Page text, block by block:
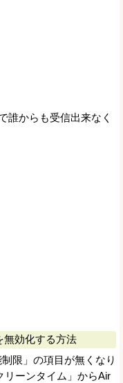
誰からも受信出来なく
無効化する方法
限」の項目が無くなり
リーンタイム」からAir